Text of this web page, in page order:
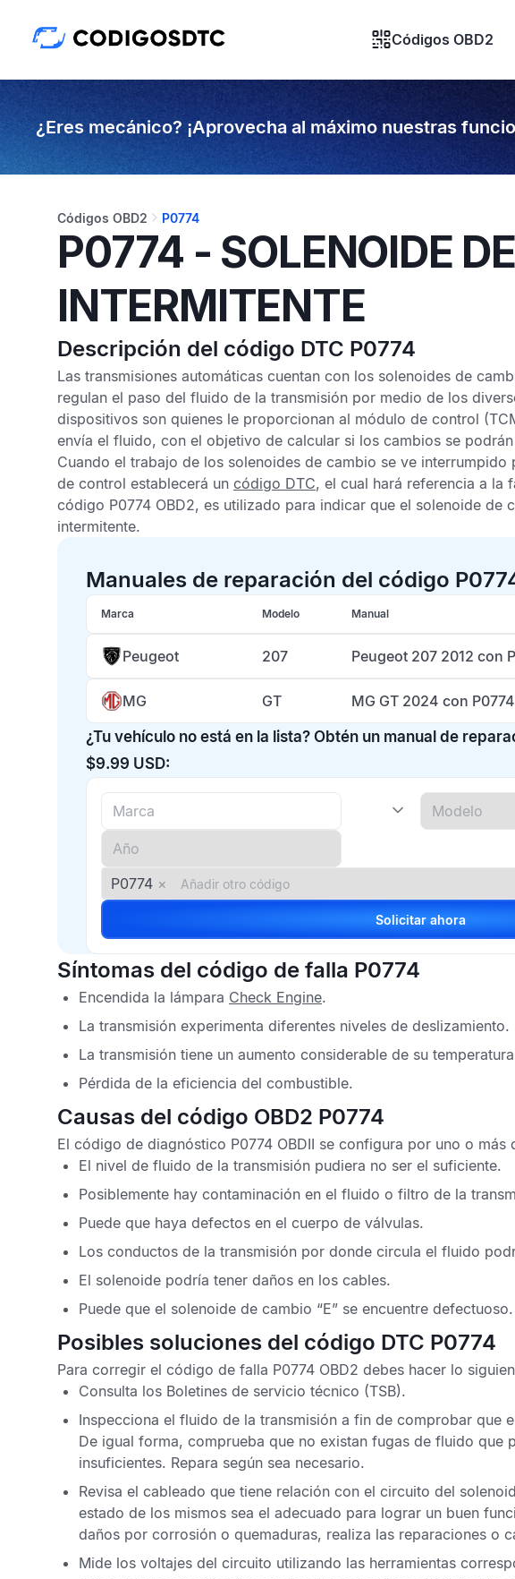
Códigos OBD2
¿Eres mecánico? ¡Aprovecha al máximo nuestras
Códigos OBD2 P0774
P0774 - SOLENOIDE
INTERMITENTE
Descripción del código DTC P0774
Las transmisiones automáticas cuentan con los solenoides de
regulan el paso del fluido de la transmisión por medio de los
dispositivos son quienes le proporcionan al módulo de control
envía el fluido, con el objetivo de calcular si los cambios se
Cuando el trabajo de los solenoides de cambio se ve
de control establecerá un código DTC, el cual hará referencia a la
código P0774 OBD2, es utilizado para indicar que el solenoide de
intermitente.
Manuales de reparación del código
Marca Modelo Manual
Peugeot 207 Peugeot 207 2012 con
MG GT MG GT 2024 con P0774
¿Tu vehículo no está en la lista? Obtén un manual de
$9.99 USD:
P0774 ×
Solicitar ahora
Síntomas del código de falla P0774
Encendida la lámpara Check Engine.
La transmisión experimenta diferentes niveles de deslizamiento.
La transmisión tiene un aumento considerable de su
Pérdida de la eficiencia del combustible.
Causas del código OBD2 P0774
El código de diagnóstico P0774 OBDII se configura por uno o más
El nivel de fluido de la transmisión pudiera no ser el suficiente.
Posiblemente hay contaminación en el fluido o filtro de la
Puede que haya defectos en el cuerpo de válvulas.
Los conductos de la transmisión por donde circula el fluido
El solenoide podría tener daños en los cables.
Puede que el solenoide de cambio “E” se encuentre defectuoso.
Posibles soluciones del código DTC P0774
Para corregir el código de falla P0774 OBD2 debes hacer lo
Consulta los Boletines de servicio técnico (TSB).
Inspecciona el fluido de la transmisión a fin de comprobar que
De igual forma, comprueba que no existan fugas de fluido que
insuficientes. Repara según sea necesario.
Revisa el cableado que tiene relación con el circuito del
estado de los mismos sea el adecuado para lograr un buen
daños por corrosión o quemaduras, realiza las reparaciones o
Mide los voltajes del circuito utilizando las herramientas